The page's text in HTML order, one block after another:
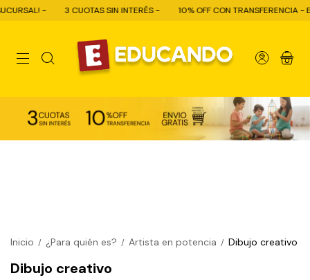
- 3 CUOTAS SIN INTERÉS - 10% OFF CON TRANSFERENCIA - ENVÍO
0
Inicio / ¿Para quién es? / Artista en potencia / Dibujo creativo
Dibujo creativo